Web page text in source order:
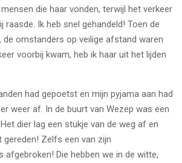
die haar vonden, terwijl het verkeer
raasde. Ik heb snel gehandeld! Toen de
de omstanders op veilige afstand waren
voorbij kwam, heb ik haar uit het lijden
had gepoetst en mijn pyjama aan had
weer af. In de buurt van Wezep was een
dier lag een stukje van de weg af en
Zelfs een van zijn
afgebroken! Die hebben we in de witte,